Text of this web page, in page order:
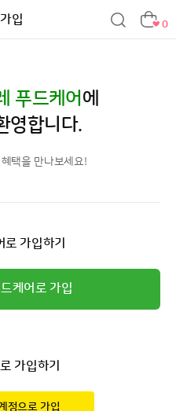
입 0
푸드케어 에
영합니다.
택을 만나보세요!
가입하기
케어로 가입
가입하기
정으로 가입